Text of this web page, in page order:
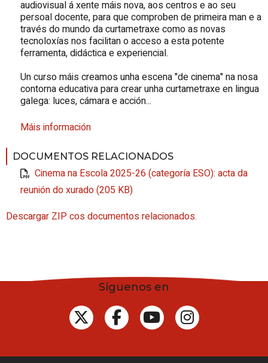
audiovisual á xente máis nova, aos centros e ao seu
persoal docente, para que comproben de primeira man e a
través do mundo da curtametraxe como as novas
tecnoloxías nos facilitan o acceso a esta potente
ferramenta, didáctica e experiencial.
Un curso máis creamos unha escena "de cinema" na nosa
contorna educativa para crear unha curtametraxe en lingua
galega: luces, cámara e acción...
Máis información
DOCUMENTOS RELACIONADOS
Cinema na Escola 2025-26 (categoría ESO): acta da
reunión do xurado (205 KB)
Descargar ZIP cos documentos relacionados.
Síguenos en